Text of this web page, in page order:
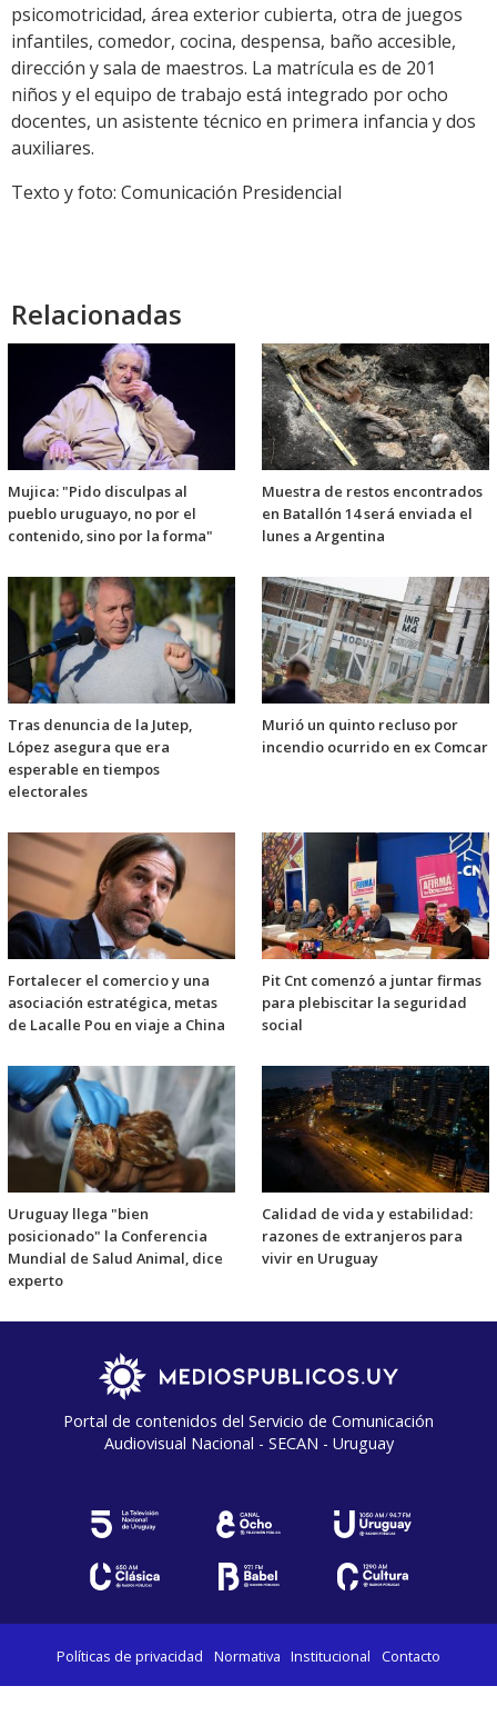
psicomotricidad, área exterior cubierta, otra de juegos
infantiles, comedor, cocina, despensa, baño accesible,
dirección y sala de maestros. La matrícula es de 201
niños y el equipo de trabajo está integrado por ocho
docentes, un asistente técnico en primera infancia y dos
auxiliares.
Texto y foto: Comunicación Presidencial
Relacionadas
Mujica: "Pido disculpas al
pueblo uruguayo, no por el
contenido, sino por la forma"
Muestra de restos encontrados
en Batallón 14 será enviada el
lunes a Argentina
Tras denuncia de la Jutep,
López asegura que era
esperable en tiempos
electorales
Murió un quinto recluso por
incendio ocurrido en ex Comcar
Fortalecer el comercio y una
asociación estratégica, metas
de Lacalle Pou en viaje a China
Pit Cnt comenzó a juntar firmas
para plebiscitar la seguridad
social
Uruguay llega "bien
posicionado" la Conferencia
Mundial de Salud Animal, dice
experto
Calidad de vida y estabilidad:
razones de extranjeros para
vivir en Uruguay
Portal de contenidos del Servicio de Comunicación
Audiovisual Nacional - SECAN - Uruguay
Políticas de privacidad Normativa Institucional Contacto